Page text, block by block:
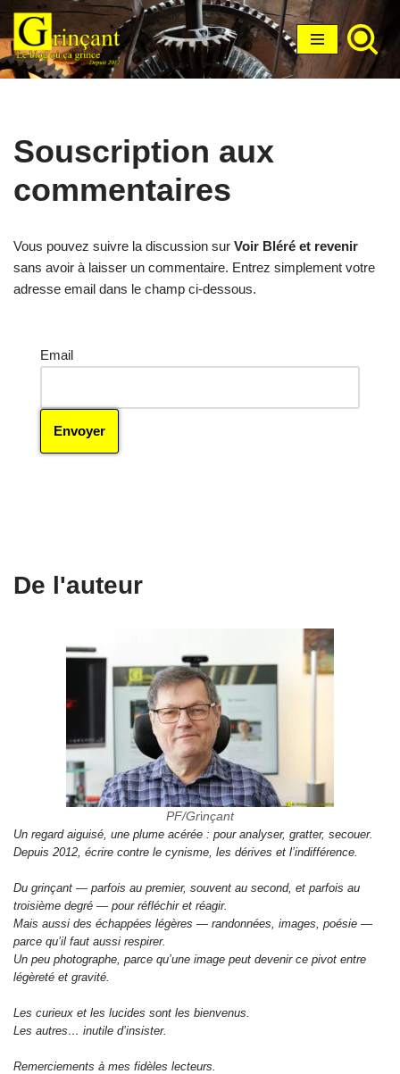
Aller
au
Souscription aux
commentaires
Vous pouvez suivre la discussion sur Voir Bléré et revenir
sans avoir à laisser un commentaire. Entrez simplement votre
adresse email dans le champ ci-dessous.
Email
De l'auteur
PF/Grinçant
Un regard aiguisé, une plume acérée : pour analyser, gratter, secouer.
Depuis 2012, écrire contre le cynisme, les dérives et l’indifférence.
Du grinçant — parfois au premier, souvent au second, et parfois au
troisième degré — pour réfléchir et réagir.
Mais aussi des échappées légères — randonnées, images, poésie —
parce qu’il faut aussi respirer.
Un peu photographe, parce qu’une image peut devenir ce pivot entre
légèreté et gravité.
Les curieux et les lucides sont les bienvenus.
Les autres… inutile d’insister.
Remerciements à mes fidèles lecteurs.